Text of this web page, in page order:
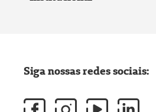
Siga nossas redes sociais: